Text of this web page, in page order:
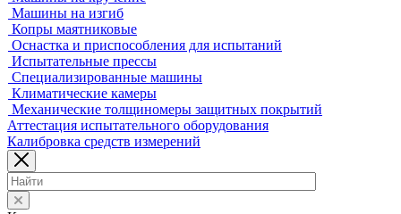
Разрушающий контроль
Универсальные гидравлические разрывные машины
Универсальные электромеханические разрывные
машины
Машины для испытаний на усталость
Машины для испытания пружин
Экстензометры (Измерители деформации)
Системы температурных испытаний
Машины на кручение
Машины на изгиб